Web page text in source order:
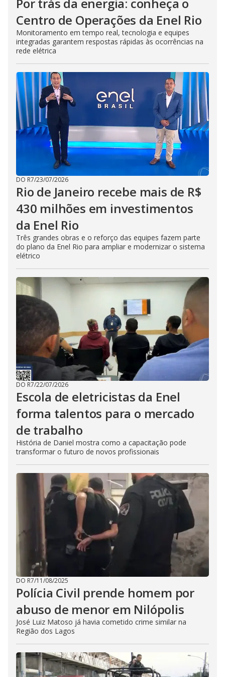
Centro de Operações da Enel Rio
Monitoramento em tempo real, tecnologia e equipes
integradas garantem respostas rápidas às ocorrências na
rede elétrica
DO R7/23/07/2026
Rio de Janeiro recebe mais de R$
430 milhões em investimentos
da Enel Rio
Três grandes obras e o reforço das equipes fazem parte
do plano da Enel Rio para ampliar e modernizar o sistema
elétrico
DO R7/22/07/2026
Escola de eletricistas da Enel
forma talentos para o mercado
de trabalho
História de Daniel mostra como a capacitação pode
transformar o futuro de novos profissionais
DO R7/11/08/2025
Polícia Civil prende homem por
abuso de menor em Nilópolis
José Luiz Matoso já havia cometido crime similar na
Região dos Lagos